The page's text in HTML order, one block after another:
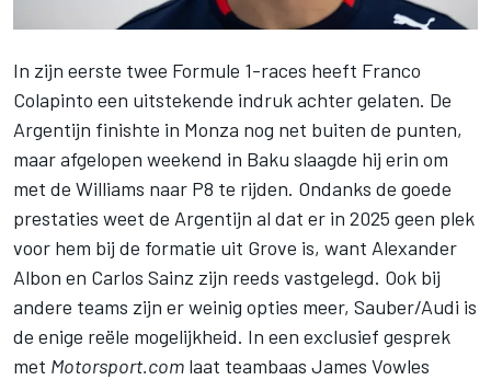
In zijn eerste twee Formule 1-races heeft Franco
Colapinto een uitstekende indruk achter gelaten. De
Argentijn finishte in Monza nog net buiten de punten,
maar afgelopen weekend in Baku slaagde hij erin om
met de Williams naar P8 te rijden. Ondanks de goede
prestaties weet de Argentijn al dat er in 2025 geen plek
voor hem bij de formatie uit Grove is, want Alexander
Albon en Carlos Sainz zijn reeds vastgelegd. Ook bij
andere teams zijn er weinig opties meer, Sauber/Audi is
de enige reële mogelijkheid. In een exclusief gesprek
met Motorsport.com laat teambaas James Vowles